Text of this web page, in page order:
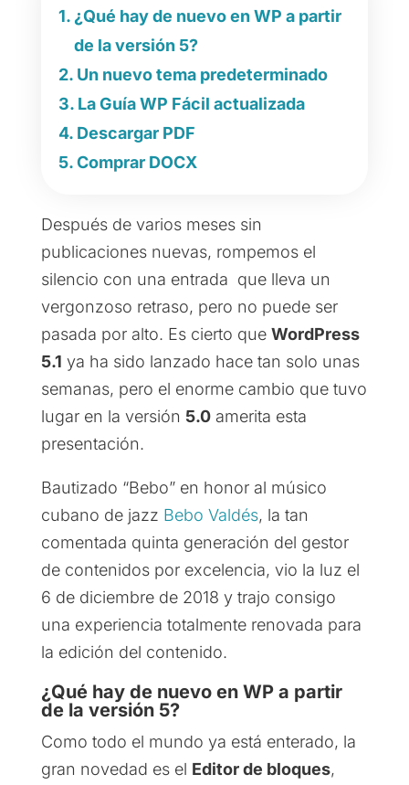
¿Qué hay de nuevo en WP a partir
de la versión 5?
Un nuevo tema predeterminado
La Guía WP Fácil actualizada
Descargar PDF
Comprar DOCX
Después de varios meses sin
publicaciones nuevas, rompemos el
silencio con una entrada que lleva un
vergonzoso retraso, pero no puede ser
pasada por alto. Es cierto que WordPress
5.1 ya ha sido lanzado hace tan solo unas
semanas, pero el enorme cambio que tuvo
lugar en la versión 5.0amerita esta
presentación.
Bautizado “Bebo” en honor al músico
cubano de jazz Bebo Valdés, la tan
comentada quinta generación del gestor
de contenidos por excelencia, vio la luz el
6 de diciembre de 2018 y trajo consigo
una experiencia totalmente renovada para
la edición del contenido.
¿Qué hay de nuevo en WP a partir
de la versión 5?
Como todo el mundo ya está enterado, la
gran novedad es el Editor de bloques,